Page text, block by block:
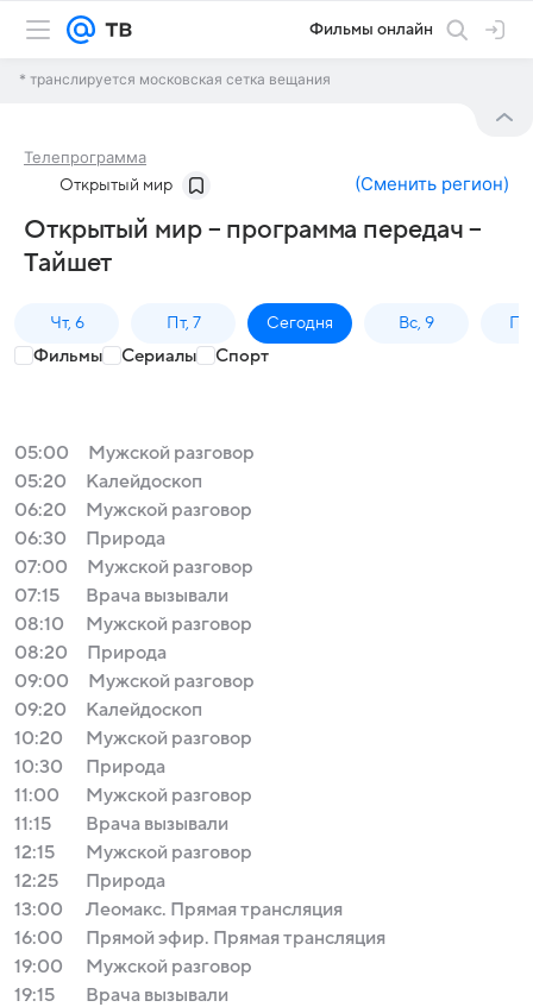
Фильмы онлайн
* транслируется московская сетка вещания
Телепрограмма
Открытый мир (Сменить регион)
Открытый мир – программа передач –
Тайшет
Чт, 6 Пт, 7 Сегодня Вс, 9
Фильмы Сериалы Спорт
05:00
Мужской разговор
05:20
Калейдоскоп
06:20
Мужской разговор
06:30
Природа
07:00
Мужской разговор
07:15
Врача вызывали
08:10
Мужской разговор
08:20
Природа
09:00
Мужской разговор
09:20
Калейдоскоп
10:20
Мужской разговор
10:30
Природа
11:00
Мужской разговор
11:15
Врача вызывали
12:15
Мужской разговор
12:25
Природа
13:00
Леомакс. Прямая трансляция
16:00
Прямой эфир. Прямая трансляция
19:00
Мужской разговор
19:15
Врача вызывали